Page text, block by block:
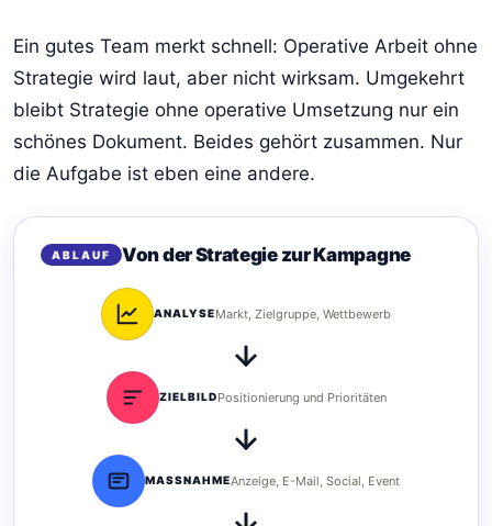
Ein gutes Team merkt schnell: Operative Arbeit ohne
Strategie wird laut, aber nicht wirksam. Umgekehrt
bleibt Strategie ohne operative Umsetzung nur ein
schönes Dokument. Beides gehört zusammen. Nur
die Aufgabe ist eben eine andere.
ABLAUF Von der Strategie zur Kampagne
ANALYSEMarkt, Zielgruppe, Wettbewerb
ZIELBILDPositionierung und Prioritäten
MASSNAHME Anzeige, E-Mail, Social, Event